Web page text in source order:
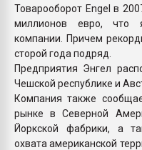
Товарооборот Engel в
миллионов евро, что
компании. Причем
сторой года подряд.
Предприятия Энгел
Чешской республике и
Компания также
рынке в Северной
Йоркской фабрики, а
охвата американской